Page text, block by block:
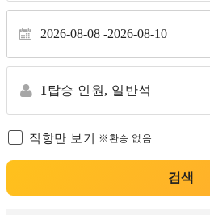
2026-08-08 2026-08-10
1 탑승 인원, 일반석
직항만 보기 ※환승 없음
검색